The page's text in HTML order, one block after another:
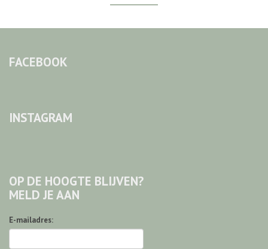
FACEBOOK
INSTAGRAM
OP DE HOOGTE BLIJVEN?
MELD JE AAN
E-mailadres: